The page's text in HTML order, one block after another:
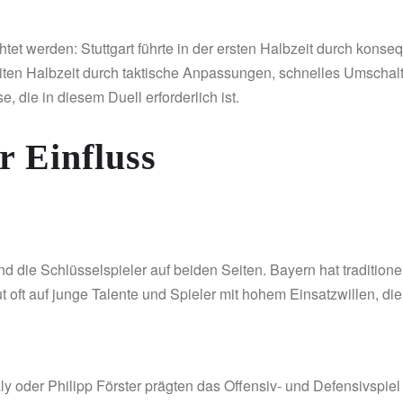
werden: Stuttgart führte in der ersten Halbzeit durch
Halbzeit durch taktische Anpassungen, schnelles
die in diesem Duell erforderlich ist.
Einfluss
die Schlüsselspieler auf beiden Seiten. Bayern hat
auf junge Talente und Spieler mit hohem Einsatzwillen,
oder Philipp Förster prägten das Offensiv- und